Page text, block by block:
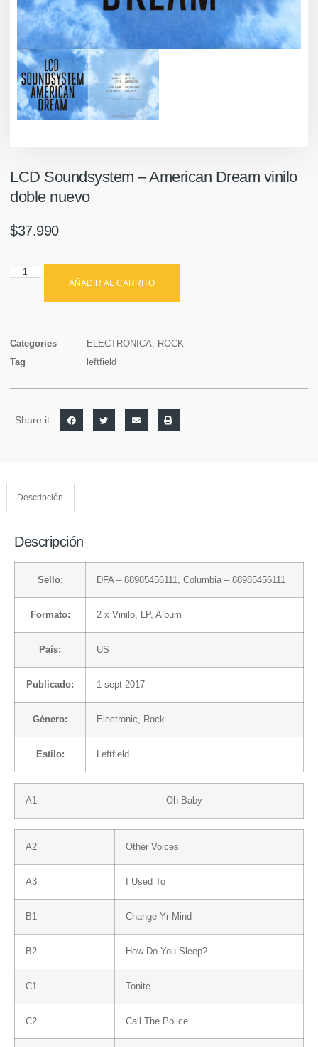
LCD Soundsystem – American Dream vinilo
doble nuevo
$37.990
AÑADIR AL CARRITO
Categories ELECTRONICA, ROCK
Tag
leftfield
Share it :
Descripción
Descripción
Sello: DFA– 88985456111, Columbia– 88985456111
Formato: 2 x Vinilo, LP, Album
País: US
Publicado: 1 sept 2017
Género: Electronic, Rock
Estilo: Leftfield
A1 Oh Baby
A2 Other Voices
A3 I Used To
B1 Change Yr Mind
B2 How Do You Sleep?
C1 Tonite
C2 Call The Police